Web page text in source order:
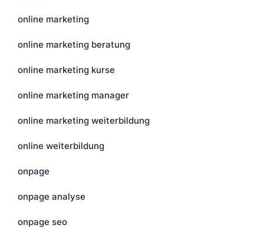
online marketing
online marketing beratung
online marketing kurse
online marketing manager
online marketing weiterbildung
online weiterbildung
onpage
onpage analyse
onpage seo